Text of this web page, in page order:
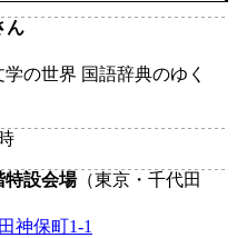
ん
の世界 国語辞典のゆく
設会場（東京・千代田
神保町1-1